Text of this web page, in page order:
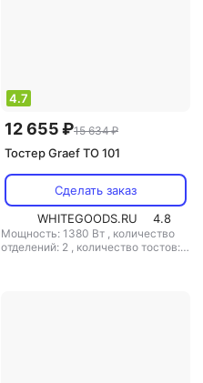
4.7
12 655 ₽15 634 ₽
Тостер Graef TO 101
Сделать заказ
WHITEGOODS.RU
4.8
Мощность: 1380 Вт , количество
отделений: 2 , количество тостов: 2